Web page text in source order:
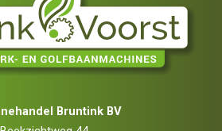
Bruntink BV